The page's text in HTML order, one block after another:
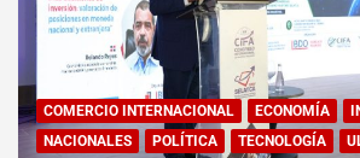
COMERCIO INTERNACIONAL ECONOMÍA
NACIONALES
POLÍTICA TECNOLOGÍA